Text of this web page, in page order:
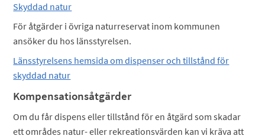
Skyddad natur
För åtgärder i övriga naturreservat inom kommunen
ansöker du hos länsstyrelsen.
Länsstyrelsens hemsida om dispenser och tillstånd för
skyddad natur
Kompensationsåtgärder
Om du får dispens eller tillstånd för en åtgärd som skadar
ett områdes natur- eller rekreationsvärden kan vi kräva att